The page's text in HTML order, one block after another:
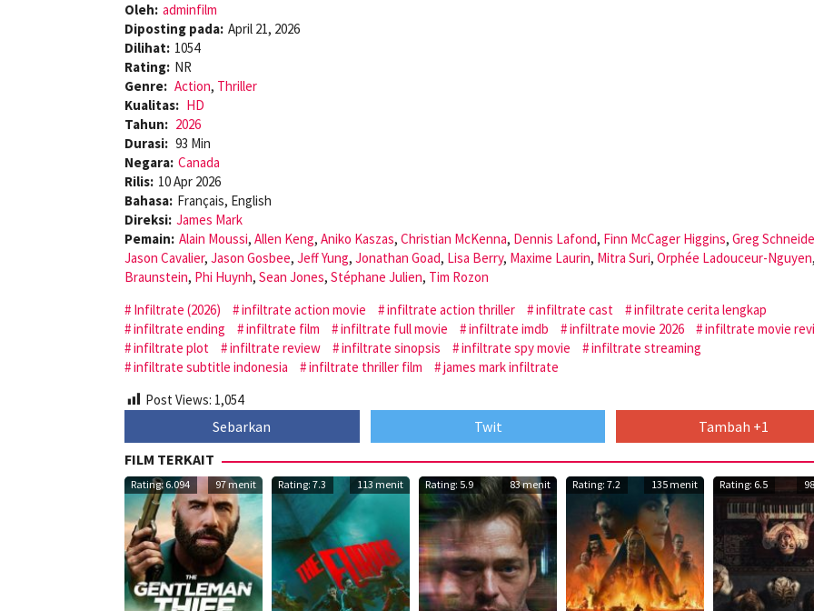
Oleh: adminfilm
Diposting pada: April 21, 2026
Dilihat: 1054
Rating: NR
Genre: Action, Thriller
Kualitas: HD
Tahun: 2026
Durasi: 93 Min
Negara: Canada
Rilis: 10 Apr 2026
Bahasa: Français, English
Direksi: James Mark
Pemain: Alain Moussi, Allen Keng, Aniko Kaszas, Christian McKenna, Dennis Lafond, Finn McCager Higgins, Greg
Jason Cavalier, Jason Gosbee, Jeff Yung, Jonathan Goad, Lisa Berry, Maxime Laurin, Mitra Suri, Orphée Ladouceur-Nguyen,
Braunstein, Phi Huynh, Sean Jones, Stéphane Julien, Tim Rozon
Infiltrate (2026)
infiltrate action movie infiltrate action thriller infiltrate cast
infiltrate cerita lengkap
infiltrate ending
infiltrate film infiltrate full movie infiltrate imdb infiltrate movie 2026
infiltrate movie
infiltrate plot
infiltrate review infiltrate sinopsis infiltrate spy movie
infiltrate streaming
infiltrate subtitle indonesia
infiltrate thriller film
james mark infiltrate
Post Views: 1,054
Sebarkan Twit
Tambah +1
FILM TERKAIT
Rating: 6.094 97 menit Rating: 7.3 113 menit Rating: 5.9 83 menit Rating: 7.2 135 menit Rating: 6.5